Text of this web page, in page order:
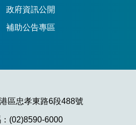
政府資訊公開
補助公告專區
區忠孝東路6段488號
(02)8590-6000